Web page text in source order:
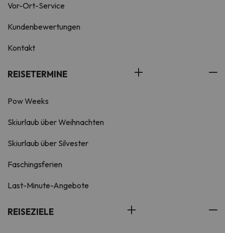
Vor-Ort-Service
Kundenbewertungen
Kontakt
REISETERMINE
Pow Weeks
Skiurlaub über Weihnachten
Skiurlaub über Silvester
Faschingsferien
Last-Minute-Angebote
REISEZIELE